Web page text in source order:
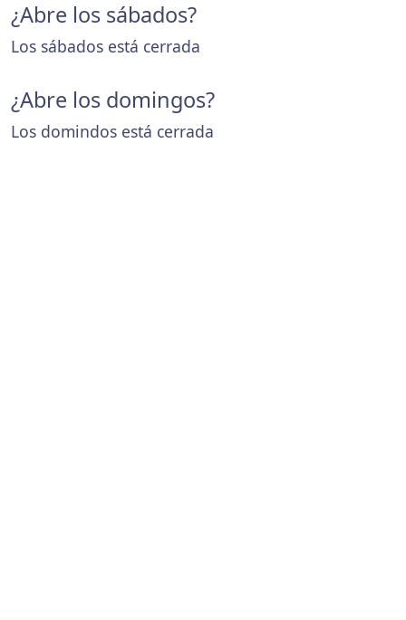
¿Abre los sábados?
Los sábados está cerrada
¿Abre los domingos?
Los domindos está cerrada